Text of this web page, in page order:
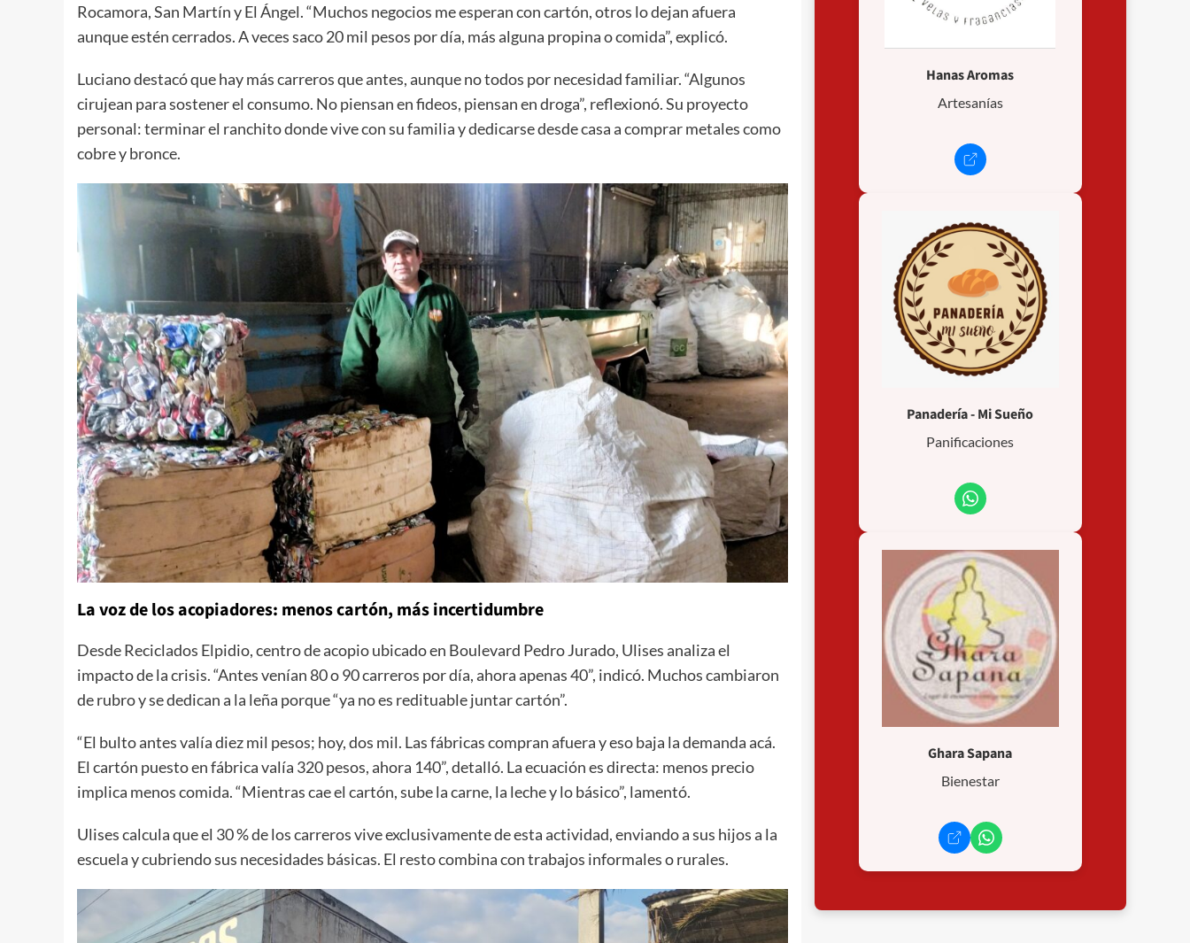
Rocamora, San Martín y El Ángel. “Muchos negocios me esperan con cartón, otros lo dejan afuera
aunque estén cerrados. A veces saco 20 mil pesos por día, más alguna propina o comida”, explicó.
Luciano destacó que hay más carreros que antes, aunque no todos por necesidad familiar. “Algunos
cirujean para sostener el consumo. No piensan en fideos, piensan en droga”, reflexionó. Su proyecto
personal: terminar el ranchito donde vive con su familia y dedicarse desde casa a comprar metales como
cobre y bronce.
La voz de los acopiadores: menos cartón, más incertidumbre
Desde Reciclados Elpidio, centro de acopio ubicado en Boulevard Pedro Jurado, Ulises analiza el
impacto de la crisis. “Antes venían 80 o 90 carreros por día, ahora apenas 40”, indicó. Muchos cambiaron
de rubro y se dedican a la leña porque “ya no es redituable juntar cartón”.
“El bulto antes valía diez mil pesos; hoy, dos mil. Las fábricas compran afuera y eso baja la demanda acá.
El cartón puesto en fábrica valía 320 pesos, ahora 140”, detalló. La ecuación es directa: menos precio
implica menos comida. “Mientras cae el cartón, sube la carne, la leche y lo básico”, lamentó.
Ulises calcula que el 30 % de los carreros vive exclusivamente de esta actividad, enviando a sus hijos a la
escuela y cubriendo sus necesidades básicas. El resto combina con trabajos informales o rurales.
Hanas Aromas
Artesanías
Panadería - Mi Sueño
Panificaciones
Ghara Sapana
Bienestar